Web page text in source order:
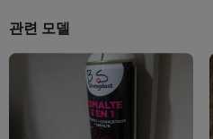
관련 모델